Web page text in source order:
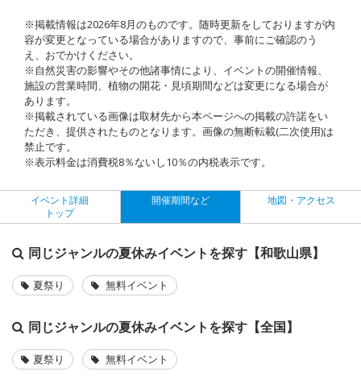
※掲載情報は2026年8月のものです。随時更新をしておりますが内
容が変更となっている場合がありますので、事前にご確認のう
え、おでかけください。
※自然災害の影響やその他諸事情により、イベントの開催情報、
施設の営業時間、植物の開花・見頃期間などは変更になる場合が
あります。
※掲載されている画像は取材先から本ページへの掲載の許諾をい
ただき、提供されたものとなります。画像の無断転載(二次使用)は
禁止です。
※表示料金は消費税8％ないし10％の内税表示です。
イベント詳細
トップ
開催期間など 地図・アクセス
同じジャンルの夏休みイベントを探す【和歌山県】
夏祭り 無料イベント
同じジャンルの夏休みイベントを探す【全国】
夏祭り 無料イベント